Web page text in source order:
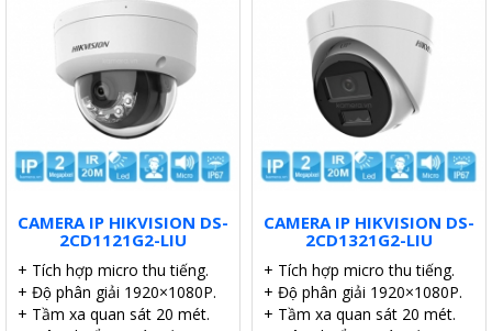
CAMERA IP HIKVISION DS-
2CD1121G2-LIU
+ Tích hợp micro thu tiếng.
+ Độ phân giải 1920×1080P.
+ Tầm xa quan sát 20 mét.
CAMERA IP HIKVISION DS-
2CD1321G2-LIU
+ Tích hợp micro thu tiếng.
+ Độ phân giải 1920×1080P.
+ Tầm xa quan sát 20 mét.